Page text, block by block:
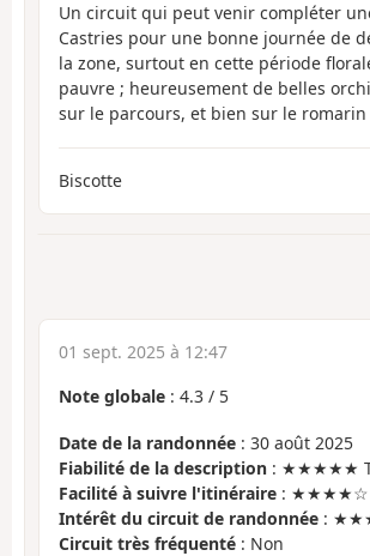
Un circuit qui peut venir compléter
Castries pour une bonne journée de
la zone, surtout en cette période
pauvre ; heureusement de belles
sur le parcours, et bien sur le romarin
Biscotte
01 sept. 2025 à 12:47
Note globale : 4.3 / 5
Date de la randonnée : 30 août 2025
Fiabilité de la description : ★★★★★
Facilité à suivre l'itinéraire : ★★★★☆
Intérêt du circuit de randonnée :
Circuit très fréquenté : Non